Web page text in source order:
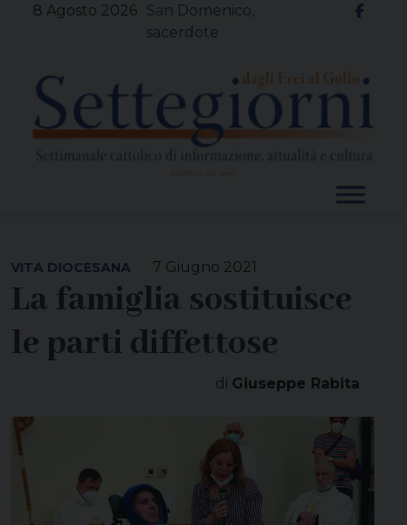
8 Agosto 2026 San Domenico,
sacerdote
7 Giugno 2021
VITA DIOCESANA
La famiglia sostituisce
le parti diffettose
di Giuseppe Rabita